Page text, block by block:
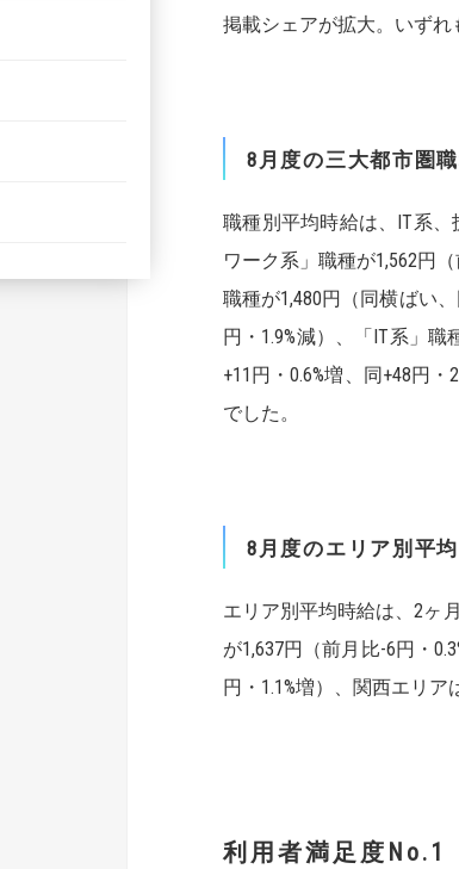
掲載シェアが拡大。いずれ
8 月度の三大都市圏
職種別平均時給は、IT系
ワーク系」職種が1,562円
職種が1,480円（同横ばい
円・1.9%減）、「IT系」職
+11円・0.6%増、同+48円
でした。
8 月度のエリア別平均
エリア別平均時給は、2ヶ
が1,637円（前月比-6円・
円・1.1%増）、関西エリア
利用者満足度No.1